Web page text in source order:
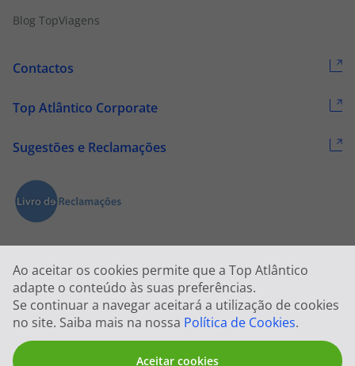
Ao aceitar os cookies permite que a Top Atlântico
adapte o conteúdo às suas preferências.
Se continuar a navegar aceitará a utilização de cookies
no site. Saiba mais na nossa Política de Cookies.
Aceitar cookies
Blog TopViagens
Contactos
Top Atlântico Corporate
Sugestões e Reclamações
2026 © Todos os direitos reservados:Top Atlântico, Viagens e Turismo